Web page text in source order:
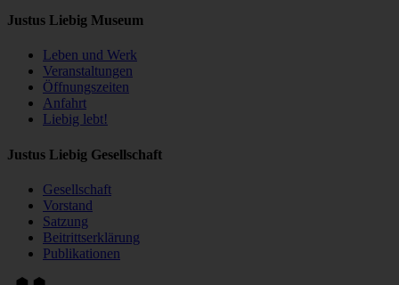
Justus Liebig Museum
Leben und Werk
Veranstaltungen
Öffnungszeiten
Anfahrt
Liebig lebt!
Justus Liebig Gesellschaft
Gesellschaft
Vorstand
Satzung
Beitrittserklärung
Publikationen